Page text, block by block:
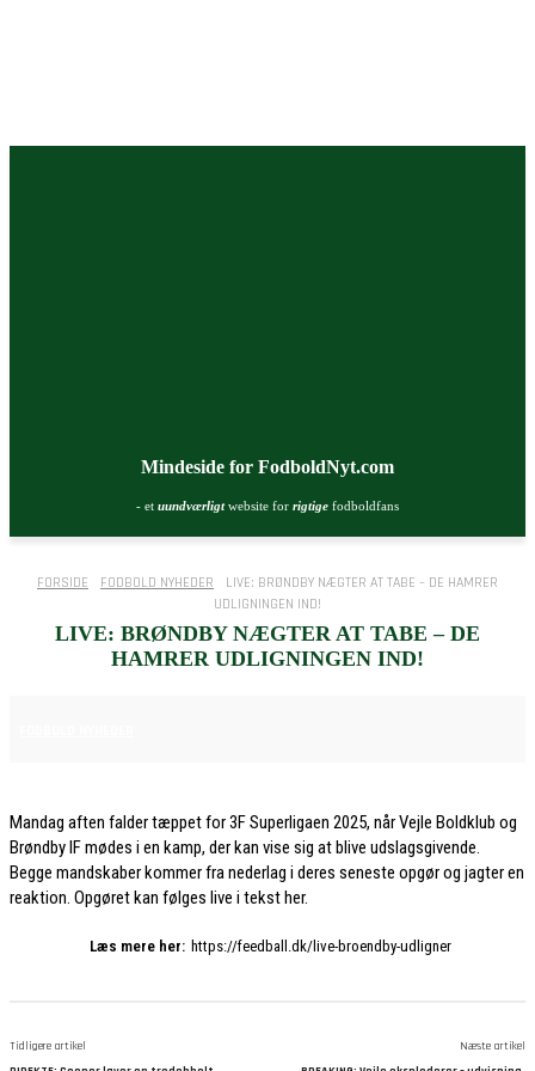
Mindeside for FodboldNyt.com
- et uundværligtwebsite for rigtige fodboldfans
FORSIDE FODBOLD NYHEDER
LIVE: BRØNDBY NÆGTER AT TABE – DE HAMRER
UDLIGNINGEN IND!
LIVE: BRØNDBY NÆGTER AT TABE – DE
HAMRER UDLIGNINGEN IND!
Mandag aften falder tæppet for 3F Superligaen 2025, når Vejle Boldklub og
Brøndby IF mødes i en kamp, der kan vise sig at blive udslagsgivende.
Begge mandskaber kommer fra nederlag i deres seneste opgør og jagter en
reaktion. Opgøret kan følges live i tekst her.
Læs mere her: https://feedball.dk/live-broendby-udligner
Tidligere artikel
Næste artikel